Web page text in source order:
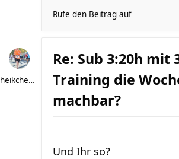
Rufe den Beitrag auf
heikchen007
Re: Sub 3:20h mit
Training die
machbar?
Und Ihr so?